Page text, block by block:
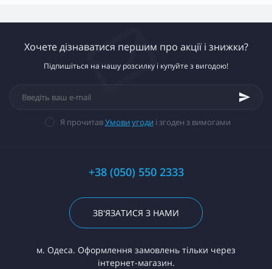
Хочете дізнаватися першим про акції і знижки?
Підпишіться на нашу розсилку і купуйте з вигодою!
Я прочитавУмови угоди і згоден з вимогами
+38 (050) 550 2333
ЗВ'ЯЗАТИСЯ З НАМИ
м. Одеса. Оформлення замовлень тільки через
інтернет-магазин.